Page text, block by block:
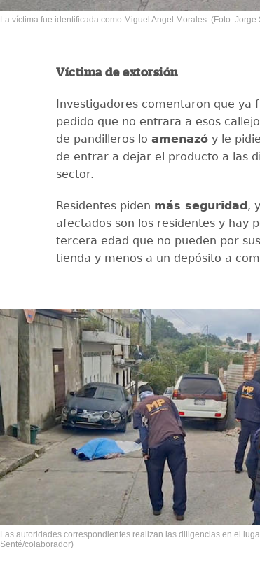
La víctima fue identificada como Miguel Angel Morales. (Foto: Jorge
Víctima de extorsión
Investigadores comentaron que ya
pedido que no entrara a esos
de pandilleros lo amenazó y le
de entrar a dejar el producto a las
sector.
Residentes piden más seguridad ,
afectados son los residentes y hay
tercera edad que no pueden por
tienda y menos a un depósito a
Las autoridades correspondientes realizan las diligencias en el
Senté/colaborador)